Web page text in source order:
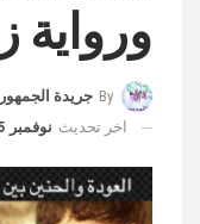
ورواية
By جريدة
اخر تحديث نوفمبر 25, 2024